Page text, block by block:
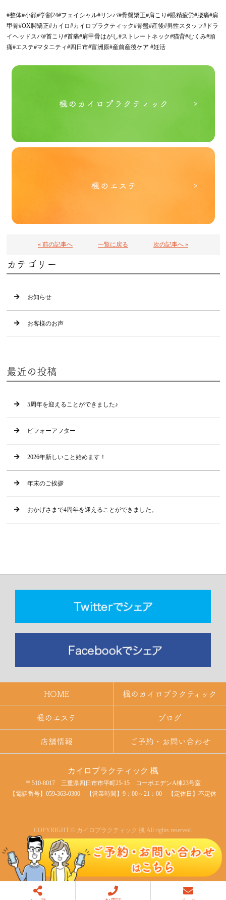
#整体#小顔#学割24#フェイシャル#リンパ#骨盤矯正#肩こり#眼精疲労#腰痛#肩
甲骨#OX脚矯正#カイロ#カイロプラクティック#骨盤#産後#男性スタッフ#ドラ
イヘッドスパ#首こり#首痛#肩甲骨はがし#ストレートネック#猫背#むくみ#頭
痛#エステ#マタニティ#四日市#富洲原#産前産後ケア #妊活
« 前の記事へ 一覧に戻る 次の記事へ »
カテゴリー
お知らせ
お客様のお声
最近の投稿
5周年を迎えることができました♪
ビフォーアフター
2026年新しいこと始めます！
年末のご挨拶
おかげさまで4周年を迎えることができました。
HOME 楓のカイロプラクティック
楓のエステ ブログ
店舗情報 ご予約・お問い合わせ
カイロプラクティック 楓
〒510-8017 三重県四日市市平町25-15 コーポエデンA棟23号室
【電話番号】 059-363-0300 【営業時間】9：00～21：00 【定休日】不定休
COPYRIGHT © カイロプラクティック 楓 All rights reserved.